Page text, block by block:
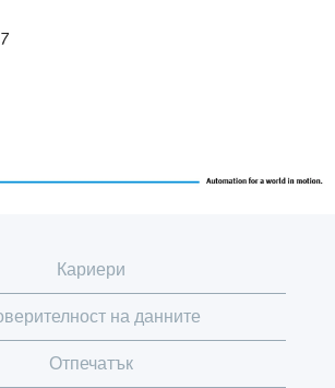
Кариери
на данните
Отпечатък